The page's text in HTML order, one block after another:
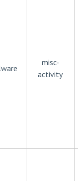
misc-
activity